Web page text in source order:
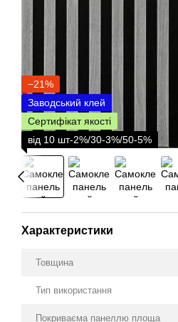
−21%
Заводський клей
Сертифікат якості
від 10 шт-2%/30-3%/50-5%
Характеристики
Товщина
Тип використання
Покриваєма панеллю площа